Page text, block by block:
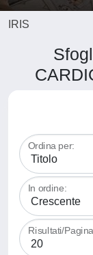
IRIS
Ordina per:
In ordine:
Risultati/Pagina